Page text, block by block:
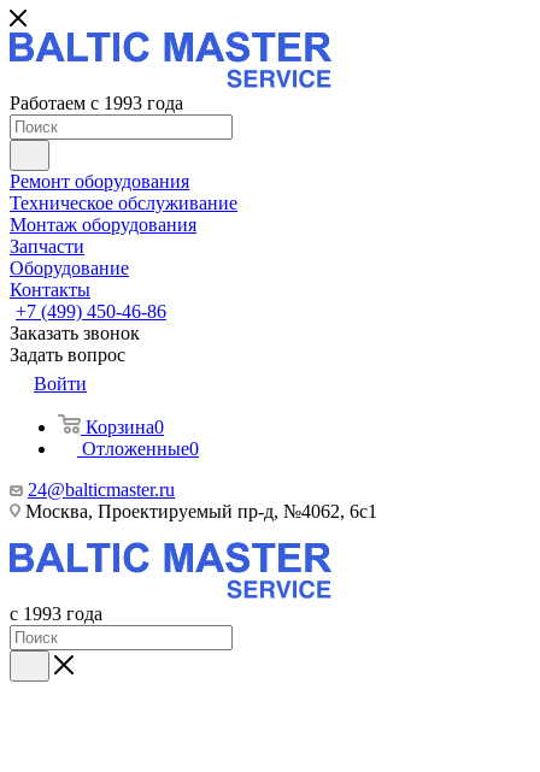
Работаем с 1993 года
Ремонт оборудования
Техническое обслуживание
Монтаж оборудования
Запчасти
Оборудование
Контакты
+7 (499) 450-46-86
Заказать звонок
Задать вопрос
Войти
Корзина0
Отложенные0
24@balticmaster.ru
Москва, Проектируемый пр-д, №4062, 6с1
с 1993 года